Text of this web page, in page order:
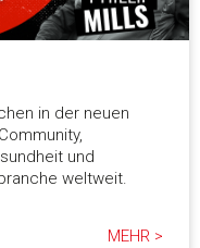
in der neuen
und
weltweit.
MEHR >